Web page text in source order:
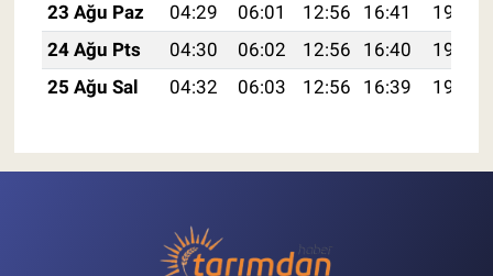
23 Ağu Paz
04:29 06:01 12:56 16:41
19:42
24 Ağu Pts
04:30 06:02 12:56 16:40
19:41
25 Ağu Sal
04:32 06:03 12:56 16:39 19:39